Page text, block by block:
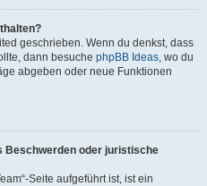
geschrieben. Wenn du denkst, dass
dann besuche phpBB Ideas, wo du
abgeben oder neue Funktionen
Beschwerden oder juristische
Seite aufgeführt ist, ist ein